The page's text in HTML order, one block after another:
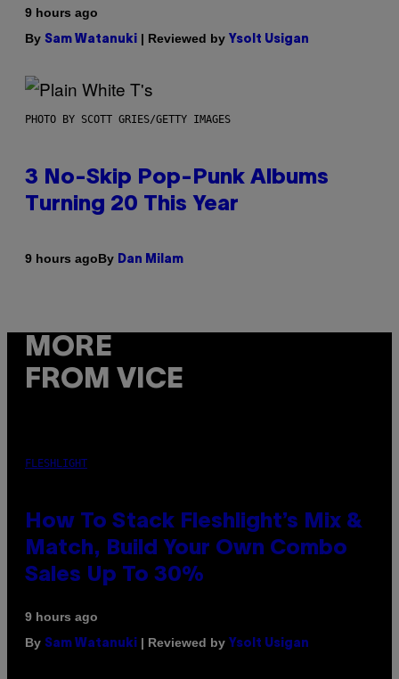
9 hours ago
By Sam Watanuki | Reviewed by Ysolt Usigan
PHOTO BY SCOTT GRIES/GETTY IMAGES
3 No-Skip Pop-Punk Albums
Turning 20 This Year
9 hours agoBy Dan Milam
MORE
FROM VICE
FLESHLIGHT
How To Stack Fleshlight’s Mix &
Match, Build Your Own Combo
Sales Up To 30%
9 hours ago
By Sam Watanuki | Reviewed by Ysolt Usigan